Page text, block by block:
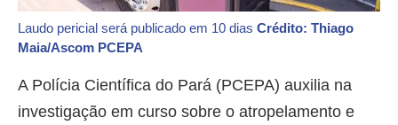
Laudo pericial será publicado em 10 dias Crédito: Thiago
Maia/Ascom PCEPA
A Polícia Científica do Pará (PCEPA) auxilia na
investigação em curso sobre o atropelamento e